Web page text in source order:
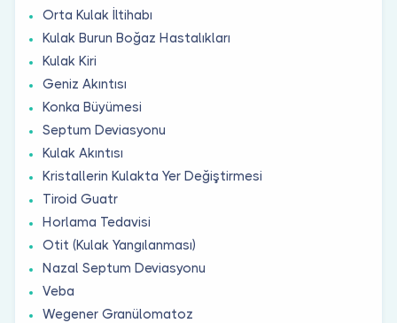
Orta Kulak İltihabı
Kulak Burun Boğaz Hastalıkları
Kulak Kiri
Geniz Akıntısı
Konka Büyümesi
Septum Deviasyonu
Kulak Akıntısı
Kristallerin Kulakta Yer Değiştirmesi
Tiroid Guatr
Horlama Tedavisi
Otit (Kulak Yangılanması)
Nazal Septum Deviasyonu
Veba
Wegener Granülomatoz